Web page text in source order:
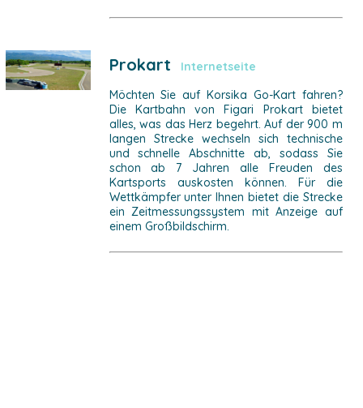
Prokart
Internetseite
Möchten Sie auf Korsika Go-Kart fahren?
Die Kartbahn von Figari Prokart bietet
alles, was das Herz begehrt. Auf der 900 m
langen Strecke wechseln sich technische
und schnelle Abschnitte ab, sodass Sie
schon ab 7 Jahren alle Freuden des
Kartsports auskosten können. Für die
Wettkämpfer unter Ihnen bietet die Strecke
ein Zeitmessungssystem mit Anzeige auf
einem Großbildschirm.